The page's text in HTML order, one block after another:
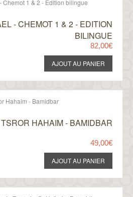
- CHEMOT 1 & 2 - EDITION
BILINGUE
82,00€
TSROR HAHAIM - BAMIDBAR
49,00€